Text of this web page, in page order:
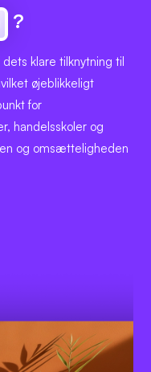
?
klare tilknytning til
øjeblikkeligt
for
handelsskoler og
og omsætteligheden